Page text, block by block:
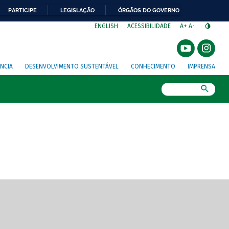
PARTICIPE LEGISLAÇÃO ÓRGÃOS DO GOVERNO
ENGLISH ACESSIBILIDADE A+ A-
DESENVOLVIMENTO SUSTENTÁVEL CONHECIMENTO IMPRENSA
de tela